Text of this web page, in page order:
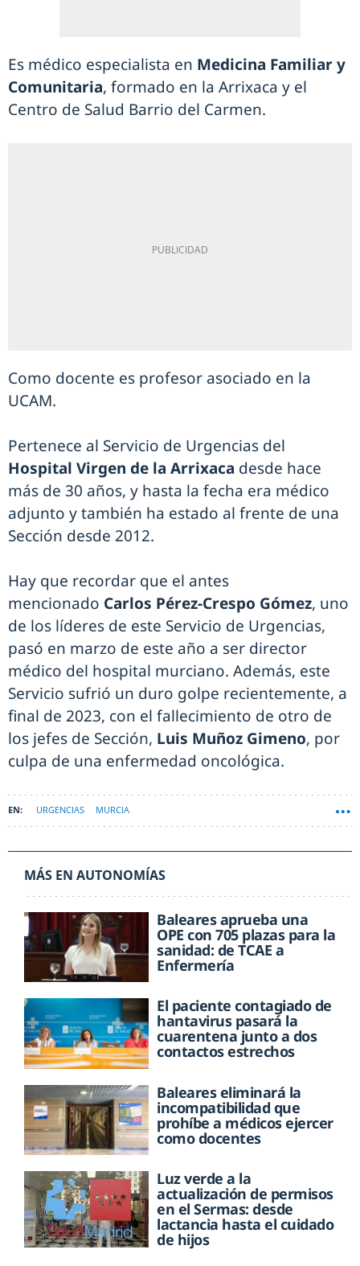
Es médico especialista en Medicina Familiar y
Comunitaria, formado en la Arrixaca y el
Centro de Salud Barrio del Carmen.
Como docente es profesor asociado en la
UCAM.
Pertenece al Servicio de Urgencias del
Hospital Virgen de la Arrixaca desde hace
más de 30 años, y hasta la fecha era médico
adjunto y también ha estado al frente de una
Sección desde 2012.
Hay que recordar que el antes
mencionado Carlos Pérez-Crespo Gómez, uno
de los líderes de este Servicio de Urgencias,
pasó en marzo de este año a ser director
médico del hospital murciano. Además, este
Servicio sufrió un duro golpe recientemente, a
final de 2023, con el fallecimiento de otro de
los jefes de Sección, Luis Muñoz Gimeno, por
culpa de una enfermedad oncológica.
URGENCIAS MURCIA
MÁS EN AUTONOMÍAS
Baleares aprueba una
OPE con 705 plazas para la
sanidad: de TCAE a
Enfermería
El paciente contagiado de
hantavirus pasará la
cuarentena junto a dos
contactos estrechos
Baleares eliminará la
incompatibilidad que
prohíbe a médicos ejercer
como docentes
Luz verde a la
actualización de permisos
en el Sermas: desde
lactancia hasta el cuidado
de hijos